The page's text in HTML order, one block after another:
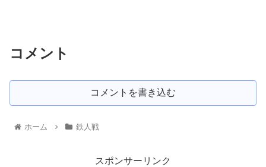
コメント
コメントを書き込む
ホーム 鉄人戦
スポンサーリンク